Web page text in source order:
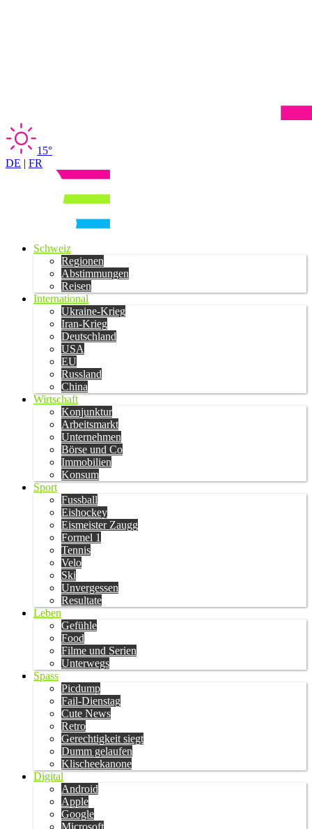
15°
DE | FR
Schweiz
Regionen
Abstimmungen
Reisen
International
Ukraine-Krieg
Iran-Krieg
Deutschland
USA
EU
Russland
China
Wirtschaft
Konjunktur
Arbeitsmarkt
Unternehmen
Börse und Co
Immobilien
Konsum
Sport
Fussball
Eishockey
Eismeister Zaugg
Formel 1
Tennis
Velo
Ski
Unvergessen
Resultate
Leben
Gefühle
Food
Filme und Serien
Unterwegs
Spass
Picdump
Fail-Dienstag
Cute News
Retro
Gerechtigkeit siegt
Dumm gelaufen
Klischeekanone
Digital
Android
Apple
Google
Microsoft